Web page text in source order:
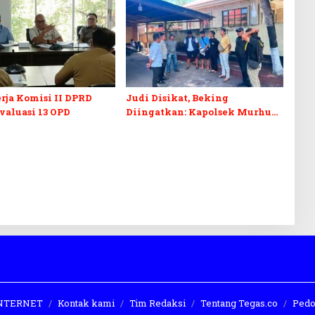
Komisi II DPRD
13 OPD
Judi Disikat, Beking
Diingatkan: Kapolsek Murhum
Kontak kami Tim Redaksi Tentang Tegas.co